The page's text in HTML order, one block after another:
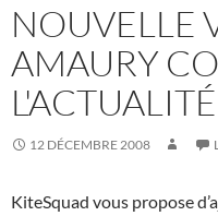
NOUVELLE
AMAURY
12 DÉCEMBRE 2008
KiteSquad vous propose